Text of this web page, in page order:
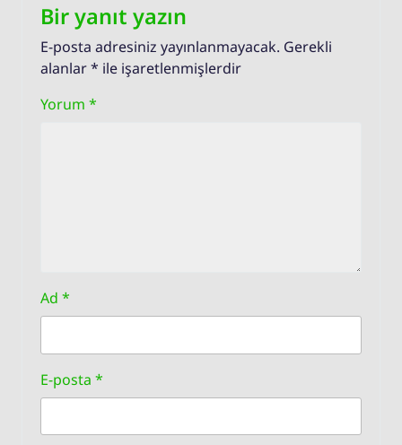
Bir yanıt yazın
E-posta adresiniz yayınlanmayacak. Gerekli
alanlar* ile işaretlenmişlerdir
Yorum *
Ad *
E-posta *